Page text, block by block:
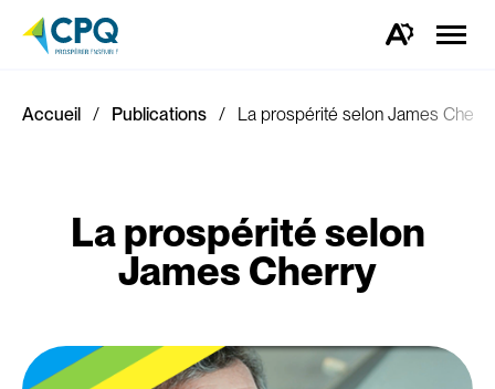
Ouvrez
d'accessibilité.
la
Accueil Publications La prospérité selon James Cherry
La prospérité selon
James Cherry